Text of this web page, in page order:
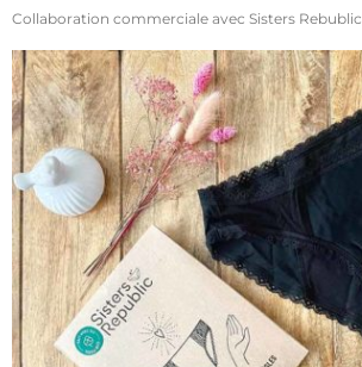
Collaboration commerciale avec Sisters Rebublic